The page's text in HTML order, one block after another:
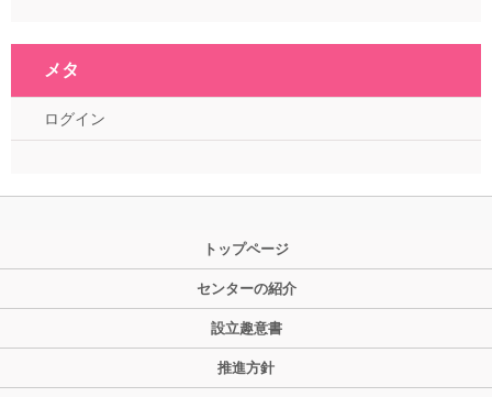
メタ
ログイン
トップページ
センターの紹介
設立趣意書
推進方針